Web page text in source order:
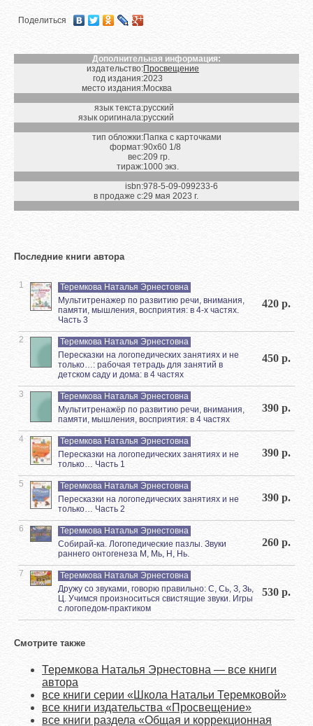
Поделиться
Дополнительная информация:
издательство:Просвещение
год издания:2023
место издания:Москва
язык текста:русский
язык оригинала:русский
тип обложки:Папка с карточками
формат:90х60 1/8
вес:209 гр.
тираж:1000 экз.
isbn:978-5-09-099233-6
в продаже с:29 мая 2023 г.
Последние книги автора
1
Теремкова Наталья Эрнестовна
Мультитренажер по развитию речи, внимания,
памяти, мышления, восприятия: в 4-х частях.
Часть 3
420 р.
2
Теремкова Наталья Эрнестовна
Пересказки на логопедических занятиях и не
только…: рабочая тетрадь для занятий в
детском саду и дома: в 4 частях
450 р.
3
Теремкова Наталья Эрнестовна
Мультитренажёр по развитию речи, внимания,
памяти, мышления, восприятия: в 4 частях
390 р.
4
Теремкова Наталья Эрнестовна
Пересказки на логопедических занятиях и не
только… Часть 1
390 р.
5
Теремкова Наталья Эрнестовна
Пересказки на логопедических занятиях и не
только… Часть 2
390 р.
6
Теремкова Наталья Эрнестовна
Собирай-ка. Логопедические пазлы. Звуки
раннего онтогенеза М, Мь, Н, Нь.
260 р.
7
Теремкова Наталья Эрнестовна
Дружу со звуками, говорю правильно: С, Сь, З, Зь,
Ц. Учимся произноситься свистящие звуки. Игры
с логопедом-практиком
530 р.
Смотрите также
Теремкова Наталья Эрнестовна — все книги
автора
все книги серии «Школа Натальи Теремковой»
все книги издательства «Просвещение»
все книги раздела «Общая и коррекционная